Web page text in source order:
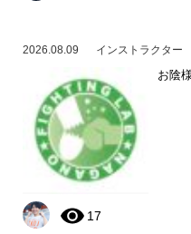
2026.08.09 インストラクター
お陰
17